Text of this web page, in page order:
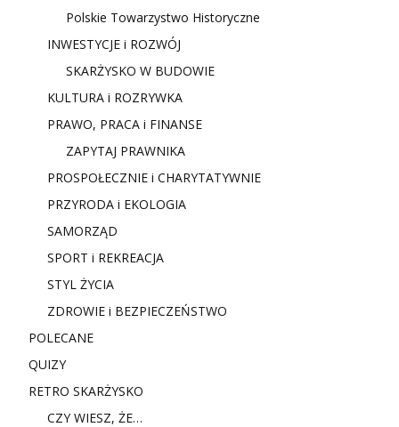
Polskie Towarzystwo Historyczne
INWESTYCJE i ROZWÓJ
SKARŻYSKO W BUDOWIE
KULTURA i ROZRYWKA
PRAWO, PRACA i FINANSE
ZAPYTAJ PRAWNIKA
PROSPOŁECZNIE i CHARYTATYWNIE
PRZYRODA i EKOLOGIA
SAMORZĄD
SPORT i REKREACJA
STYL ŻYCIA
ZDROWIE i BEZPIECZEŃSTWO
POLECANE
QUIZY
RETRO SKARŻYSKO
CZY WIESZ, ŻE…